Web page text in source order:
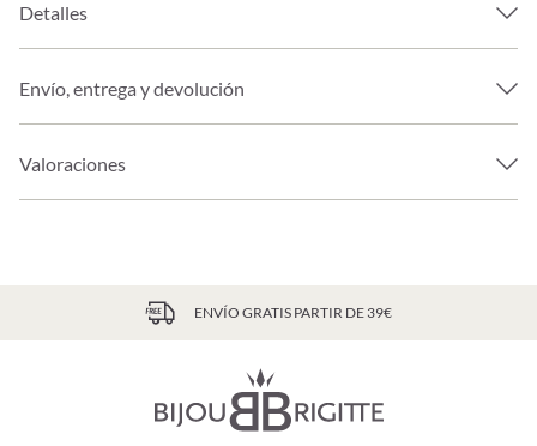
Detalles
Envío, entrega y devolución
Valoraciones
ENVÍO GRATIS PARTIR DE 39€